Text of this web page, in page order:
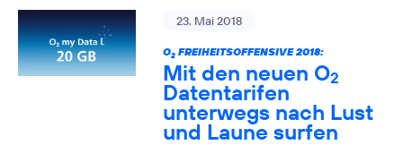
23. Mai 2018
O2FREIHEITSOFFENSIVE 2018:
Mit den neuen O2
Datentarifen
unterwegs nach Lust
und Laune surfen